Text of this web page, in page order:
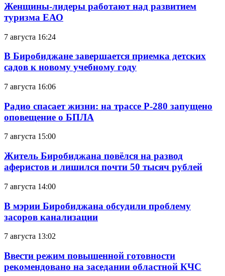
Женщины-лидеры работают над развитием
туризма ЕАО
7 августа 16:24
В Биробиджане завершается приемка детских
садов к новому учебному году
7 августа 16:06
Радио спасает жизни: на трассе Р-280 запущено
оповещение о БПЛА
7 августа 15:00
Житель Биробиджана повёлся на развод
аферистов и лишился почти 50 тысяч рублей
7 августа 14:00
В мэрии Биробиджана обсудили проблему
засоров канализации
7 августа 13:02
Ввести режим повышенной готовности
рекомендовано на заседании областной КЧС